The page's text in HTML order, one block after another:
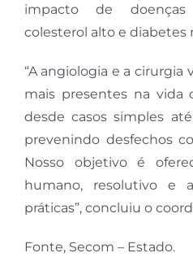
impacto de doenças
colesterol alto e diabetes
“A angiologia e a cirurgia
mais presentes na vida
desde casos simples
prevenindo desfechos
Nosso objetivo é
humano, resolutivo e
práticas”, concluiu o
Fonte, Secom – Estado.